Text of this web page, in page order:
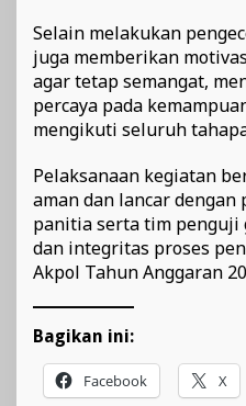
Selain melakukan
juga memberikan
agar tetap semangat,
percaya pada
mengikuti seluruh
Pelaksanaan kegiatan
aman dan lancar
panitia serta tim penguji
dan integritas proses
Akpol Tahun Anggaran
Bagikan ini:
Facebook X